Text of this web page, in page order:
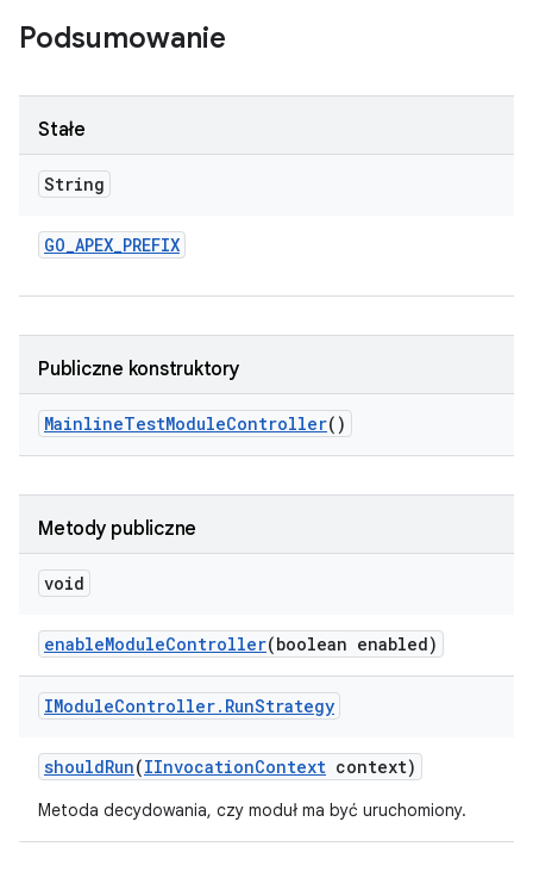
Podsumowanie
Stałe
String
GO_APEX_PREFIX
Publiczne konstruktory
MainlineTestModuleController()
Metody publiczne
void
enableModuleController(boolean enabled)
IModuleController. RunStrategy
shouldRun(IInvocationContext context)
Metoda decydowania, czy moduł ma być uruchomiony.